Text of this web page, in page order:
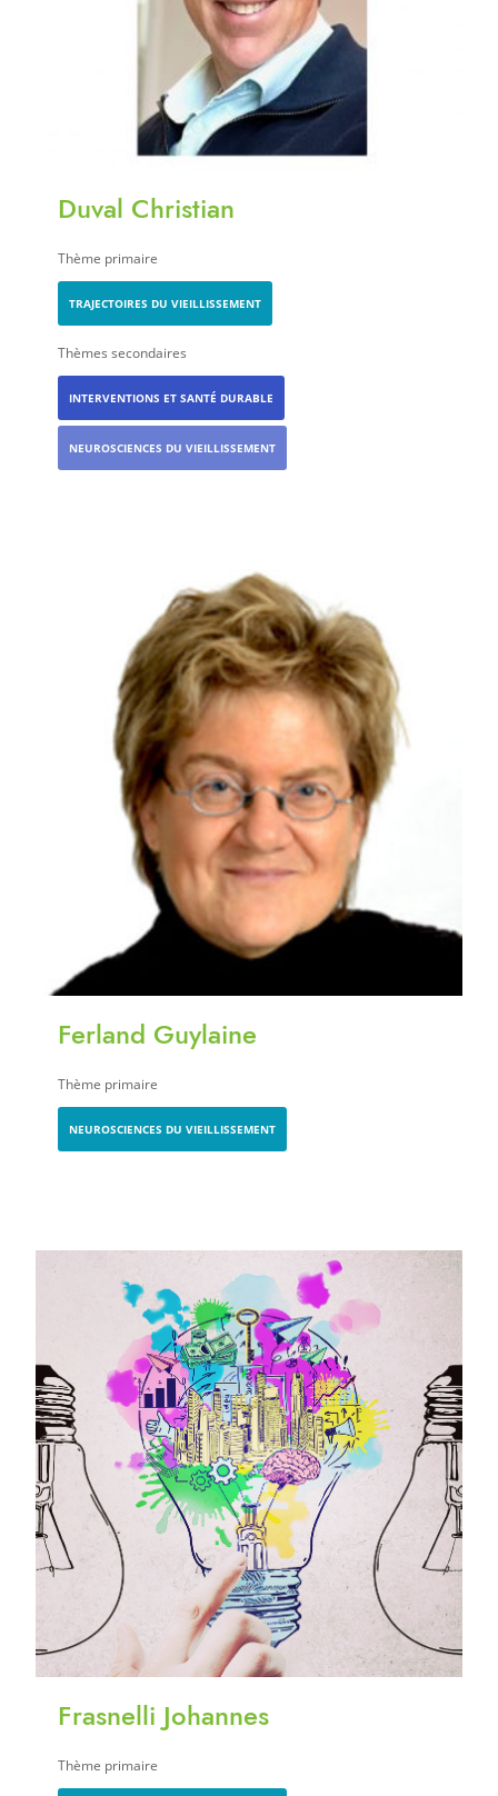
Duval Christian
Thème primaire
TRAJECTOIRES DU VIEILLISSEMENT
Thèmes secondaires
INTERVENTIONS ET SANTÉ DURABLE
NEUROSCIENCES DU VIEILLISSEMENT
Ferland Guylaine
Thème primaire
NEUROSCIENCES DU VIEILLISSEMENT
Frasnelli Johannes
Thème primaire